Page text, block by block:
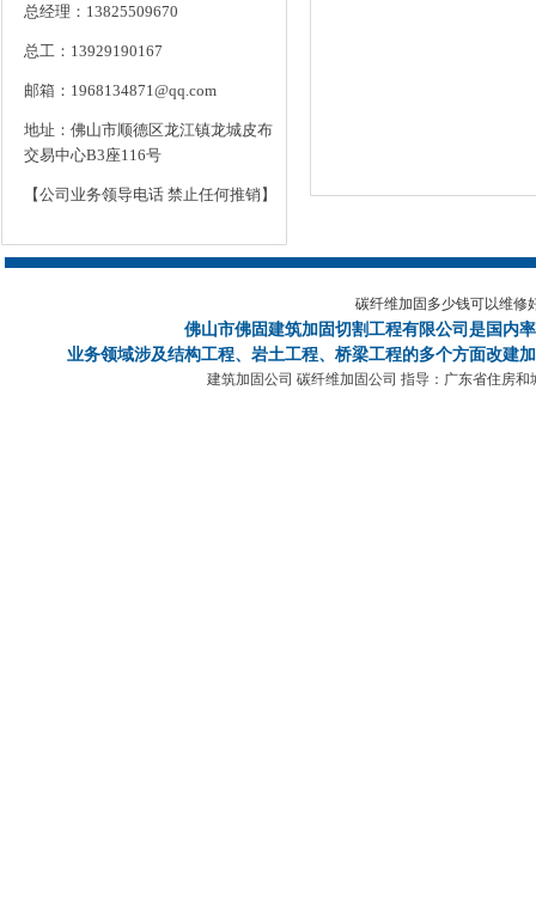
总经理：13825509670
总工：13929190167
邮箱：1968134871@qq.com
地址：佛山市顺德区龙江镇龙城皮布
交易中心B3座116号
【公司业务领导电话 禁止任何推销】
碳纤维加固多少钱可以维修
佛山市佛固建筑加固切割工程有限公司 是国内
业务领域涉及结构工程、岩土工程、桥梁工程的多个方面改
建筑加固公司 碳纤维加固公司 指导：广东省住房